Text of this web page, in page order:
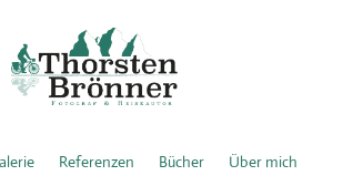
Referenzen Bücher
Über mich